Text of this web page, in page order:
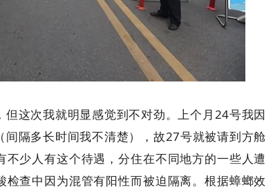
这次我就明显感觉到不对劲。上个月24号我因
隔多长时间我不清楚），故27号就被请到方舱
少人有这个待遇，分住在不同地方的一些人遭
查中因为混管有阳性而被迫隔离。根据蟑螂效